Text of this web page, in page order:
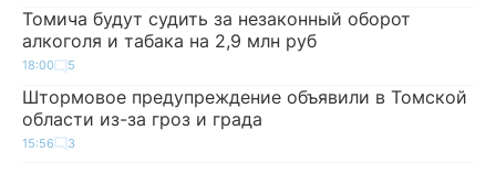
Томича будут судить за незаконный оборот
алкоголя и табака на 2,9 млн руб
18:00 5
Штормовое предупреждение объявили в Томской
области из-за гроз и града
15:56 3